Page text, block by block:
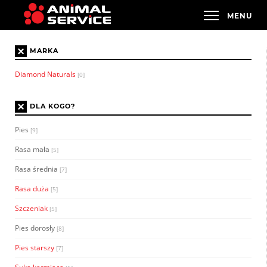
× MARKA
Diamond Naturals [0]
× DLA KOGO?
Pies [9]
Rasa mała [5]
Rasa średnia [7]
Rasa duża [5]
Szczeniak [5]
Pies dorosły [8]
Pies starszy [7]